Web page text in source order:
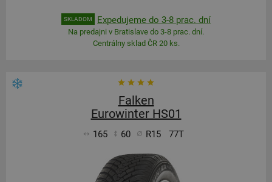
SKLADOM Expedujeme do 3-8 prac. dní
Na predajni v Bratislave do 3-8 prac. dní.
Centrálny sklad ČR 20 ks.
Falken
Eurowinter HS01
165 60 R15 77T